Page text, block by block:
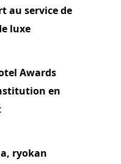
au service de
luxe
Awards
en
ryokan